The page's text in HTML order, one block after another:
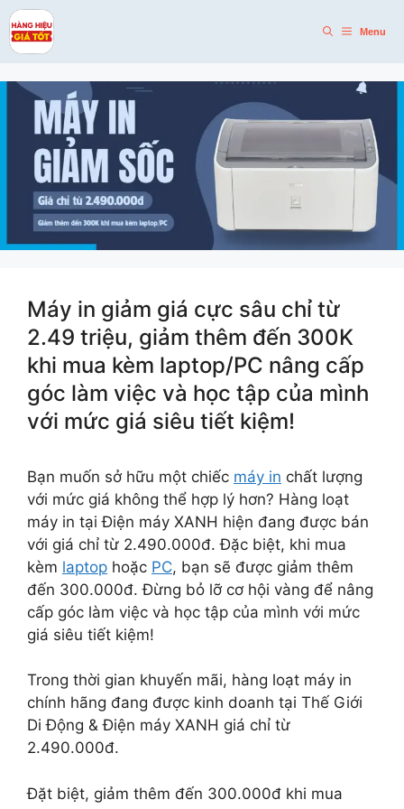
Skip
to
content
Menu
Máy in giảm giá cực sâu chỉ từ
2.49 triệu, giảm thêm đến 300K
khi mua kèm laptop/PC nâng cấp
góc làm việc và học tập của mình
với mức giá siêu tiết kiệm!
Bạn muốn sở hữu một chiếc máy in chất lượng
với mức giá không thể hợp lý hơn? Hàng loạt
máy in tại Điện máy XANH hiện đang được bán
với giá chỉ từ 2.490.000đ. Đặc biệt, khi mua
kèm laptop hoặc PC, bạn sẽ được giảm thêm
đến 300.000đ. Đừng bỏ lỡ cơ hội vàng để nâng
cấp góc làm việc và học tập của mình với mức
giá siêu tiết kiệm!
Trong thời gian khuyến mãi, hàng loạt máy in
chính hãng đang được kinh doanh tại Thế Giới
Di Động & Điện máy XANH giá chỉ từ
2.490.000đ.
Đặt biệt, giảm thêm đến 300.000đ khi mua